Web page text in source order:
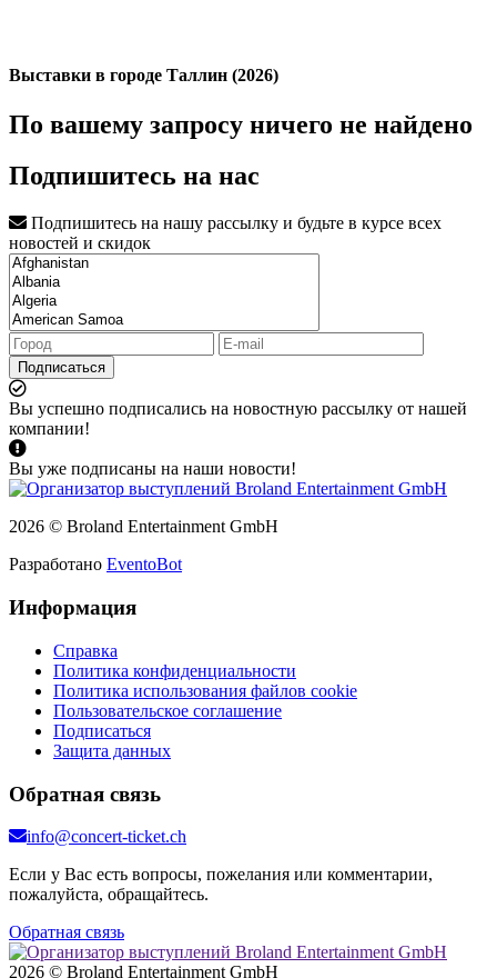
Выставки в городе Таллин (2026)
По вашему запросу ничего не найдено
Подпишитесь на нас
Подпишитесь на нашу рассылку и будьте в курсе всех
новостей и скидок
Подписаться
Вы успешно подписались на новостную рассылку от нашей
компании!
Вы уже подписаны на наши новости!
2026 © Broland Entertainment GmbH
Разработано EventoBot
Информация
Справка
Политика конфиденциальности
Политика использования файлов cookie
Пользовательское соглашение
Подписаться
Защита данных
Обратная связь
info@concert-ticket.ch
Если у Вас есть вопросы, пожелания или комментарии,
пожалуйста, обращайтесь.
Обратная связь
2026 © Broland Entertainment GmbH